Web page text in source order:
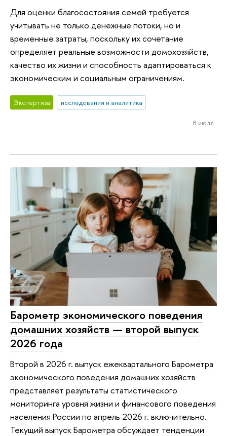
Для оценки благосостояния семей требуется
учитывать не только денежные потоки, но и
временные затраты, поскольку их сочетание
определяет реальные возможности домохозяйств,
качество их жизни и способность адаптироваться к
экономическим и социальным ограничениям.
Экспертиза исследования и аналитика
8 июля
Барометр экономического поведения
домашних хозяйств — второй выпуск
2026 года
Второй в 2026 г. выпуск ежеквартального Барометра
экономического поведения домашних хозяйств
представляет результаты статистического
мониторинга уровня жизни и финансового поведения
населения России по апрель 2026 г. включительно.
Текущий выпуск Барометра обсуждает тенденции